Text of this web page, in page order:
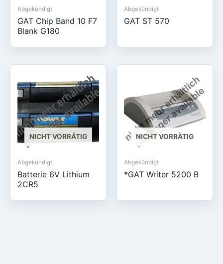
Abgekündigt
GAT Chip Band 10 F7
Blank G180
Abgekündigt
GAT ST 570
NICHT VORRÄTIG
Abgekündigt
Batterie 6V Lithium
2CR5
NICHT VORRÄTIG
Abgekündigt
*GAT Writer 5200 B